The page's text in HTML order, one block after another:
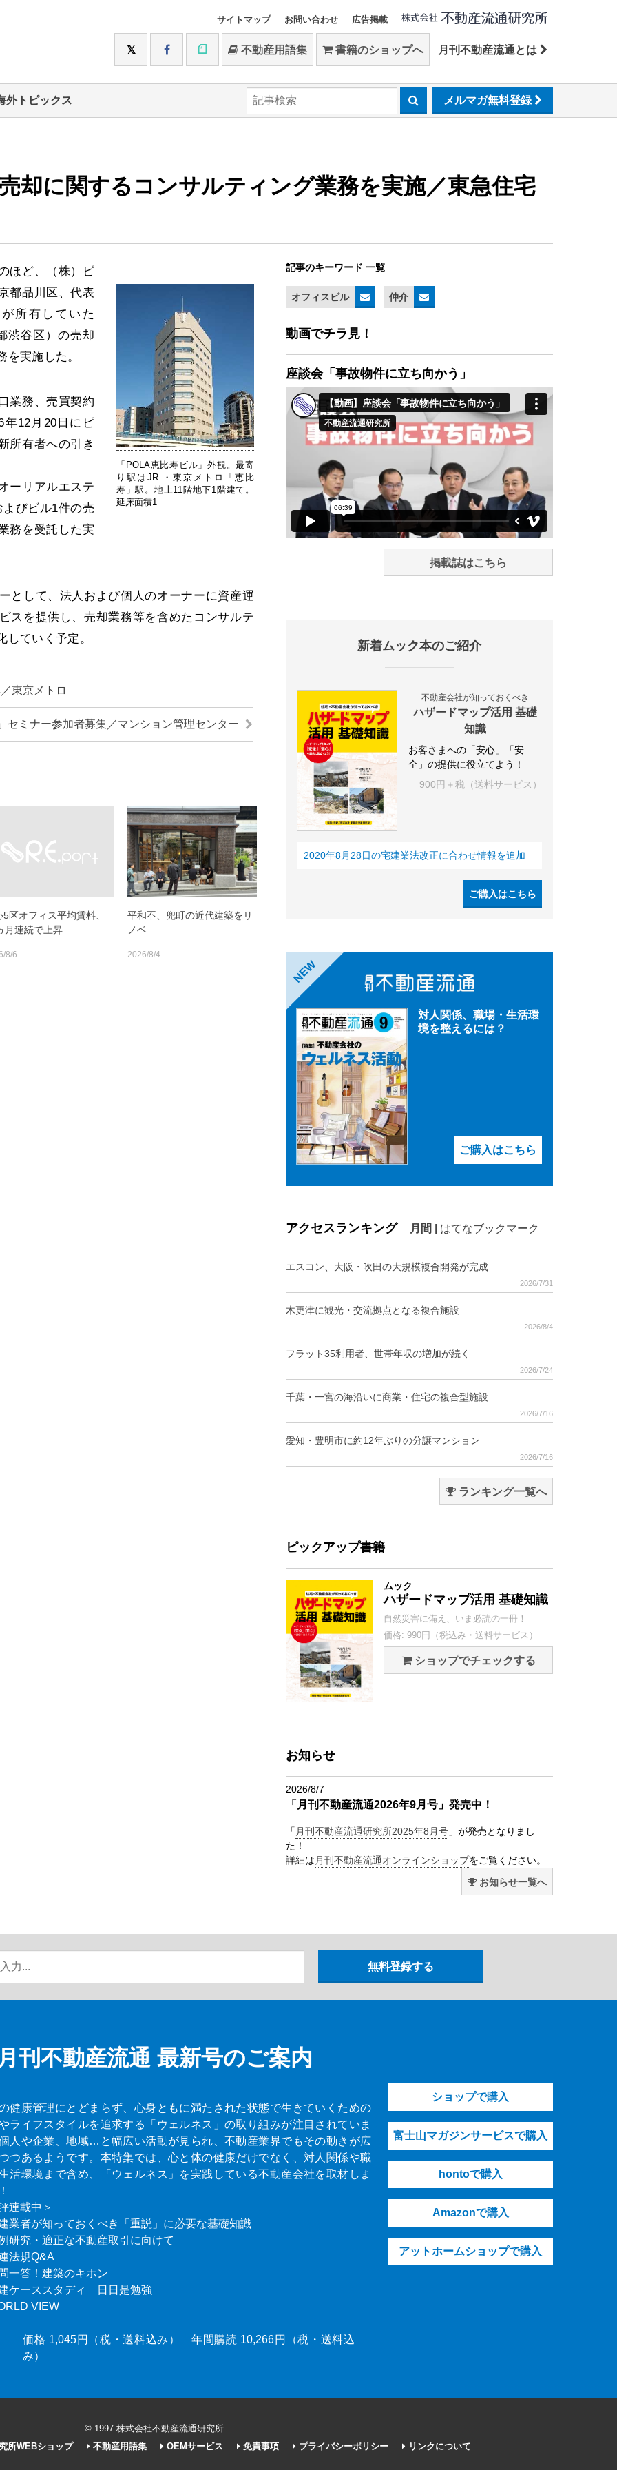
サイトマップ お問い合わせ 広告掲載
不動産用語集 書籍のショップへ 月刊不動産流通とは
外トピックス メルマガ無料登録
却に関するコンサルティング業務を実施／東急住宅
「POLA恵比寿ビル」外観。最寄
り駅はJR ・東京メトロ「恵比
寿」駅。地上11階地下1階建て。
延床面積1
ほど、（株）ピ
都品川区、代表
所有していた
渋谷区）の売却
を実施した。
業務、売買契約
年12月20日にピ
所有者への引き
ーリアルエステ
びビル1件の売
務を受託した実
として、法人および個人のオーナーに資産運
スを提供し、売却業務等を含めたコンサルテ
していく予定。
東京メトロ
セミナー参加者募集／マンション管理センター
5区オフィス平均賃料、
月連続で上昇
8/6
平和不、兜町の近代建築をリ
ノベ
2026/8/4
記事のキーワード 一覧
オフィスビル 仲介
動画でチラ見！
座談会「事故物件に立ち向かう」
掲載誌はこちら
新着ムック本のご紹介
不動産会社が知っておくべき
ハザードマップ活用 基礎
知識
お客さまへの「安心」「安
全」の提供に役立てよう！
900円＋税（送料サービス）
2020年8月28日の宅建業法改正に合わせ情報を追加
ご購入はこちら
NEW
対人関係、職場・生活環
境を整えるには？
ご購入はこちら
アクセスランキング 月間 はてなブックマーク
エスコン、大阪・吹田の大規模複合開発が完成
2026/7/31
木更津に観光・交流拠点となる複合施設
2026/8/4
フラット35利用者、世帯年収の増加が続く
2026/7/24
千葉・一宮の海沿いに商業・住宅の複合型施設
2026/7/16
愛知・豊明市に約12年ぶりの分譲マンション
2026/7/16
ランキング一覧へ
ピックアップ書籍
ムック
ハザードマップ活用 基礎知識
自然災害に備え、いま必読の一冊！
価格: 990円（税込み・送料サービス）
ショップでチェックする
お知らせ
2026/8/7
「月刊不動産流通2026年9月号」発売中！
「 月刊不動産流通研究所2025年8月号 」が発売となりまし
た！
詳細は 月刊不動産流通オンラインショップをご覧ください。
お知らせ一覧へ
月刊不動産流通 最新号のご案内
健康管理にとどまらず、心身ともに満たされた状態で生きていくための
ライフスタイルを追求する「ウェルネス」の取り組みが注目されていま
人や企業、地域…と幅広い活動が見られ、不動産業界でもその動きが広
つあるようです。本特集では、心と体の健康だけでなく、対人関係や職
活環境まで含め、「ウェルネス」を実践している不動産会社を取材しま
連載中＞
建業者が知っておくべき「重説」に必要な基礎知識
研究・適正な不動産取引に向けて
法規Q&A
一答！建築のキホン
建ケーススタディ 日日是勉強
VIEW
価格 1,045円（税・送料込み） 年間購読 10,266円（税・送料込
み）
ショップで購入
富士山マガジンサービスで購入
hontoで購入
Amazonで購入
アットホームショップで購入
© 1997 株式会社不動産流通研究所
所WEBショップ 不動産用語集 OEMサービス 免責事項 プライバシーポリシー リンクについて